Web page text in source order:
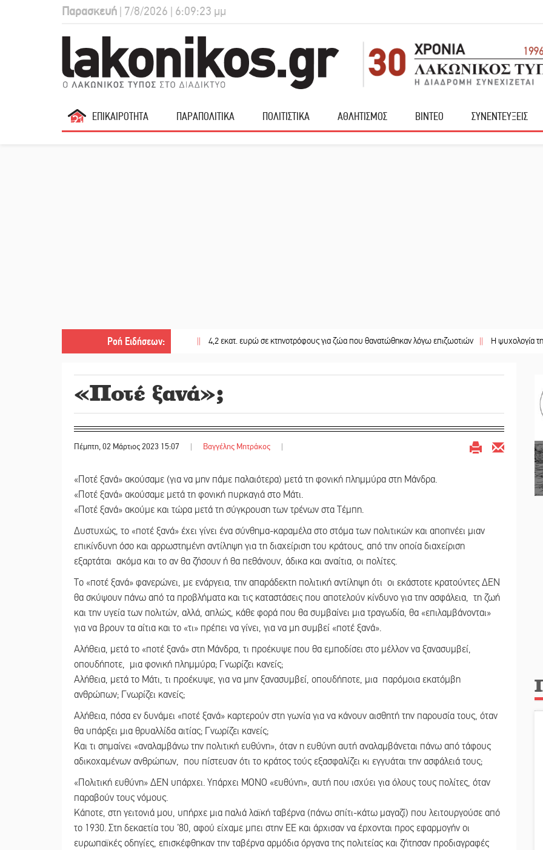
Παρασκευή | 7/8/2026 | 6:09:24 μμ
ΕΠΙΚΑΙΡΟΤΗΤΑ ΠΑΡΑΠΟΛΙΤΙΚΑ ΠΟΛΙΤΙΣΤΙΚΑ ΑΘΛΗΤΙΣΜΟΣ ΒΙΝΤΕΟ ΣΥΝΕΝΤΕΥΞΕΙΣ
Ροή Ειδήσεων:
|| 4,2 εκατ. ευρώ σε κτηνοτρόφους για ζώα που θανατώθηκαν λόγω επιζωοτιών || Η ψυχολογία της
«Ποτέ ξανά»;
Πέμπτη, 02 Μάρτιος 2023 15:07 | Βαγγέλης Μητράκος |
«Ποτέ ξανά» ακούσαμε (για να μην πάμε παλαιότερα) μετά τη φονική πλημμύρα στη Μάνδρα.
«Ποτέ ξανά» ακούσαμε μετά τη φονική πυρκαγιά στο Μάτι.
«Ποτέ ξανά» ακούμε και τώρα μετά τη σύγκρουση των τρένων στα Τέμπη.
Δυστυχώς, το «ποτέ ξανά» έχει γίνει ένα σύνθημα-καραμέλα στο στόμα των πολιτικών και αποπνέει μιαν
επικίνδυνη όσο και αρρωστημένη αντίληψη για τη διαχείριση του κράτους, από την οποία διαχείριση
εξαρτάται ακόμα και το αν θα ζήσουν ή θα πεθάνουν, άδικα και αναίτια, οι πολίτες.
Το «ποτέ ξανά» φανερώνει, με ενάργεια, την απαράδεκτη πολιτική αντίληψη ότι οι εκάστοτε κρατούντες ΔΕΝ
θα σκύψουν πάνω από τα προβλήματα και τις καταστάσεις που αποτελούν κίνδυνο για την ασφάλεια, τη ζωή
και την υγεία των πολιτών, αλλά, απλώς, κάθε φορά που θα συμβαίνει μια τραγωδία, θα «επιλαμβάνονται»
για να βρουν τα αίτια και το «τι» πρέπει να γίνει, για να μη συμβεί «ποτέ ξανά».
Αλήθεια, μετά το «ποτέ ξανά» στη Μάνδρα, τι προέκυψε που θα εμποδίσει στο μέλλον να ξανασυμβεί,
οπουδήποτε, μια φονική πλημμύρα; Γνωρίζει κανείς;
Αλήθεια, μετά το Μάτι, τι προέκυψε, για να μην ξανασυμβεί, οπουδήποτε, μια παρόμοια εκατόμβη
ανθρώπων; Γνωρίζει κανείς;
Αλήθεια, πόσα εν δυνάμει «ποτέ ξανά» καρτερούν στη γωνία για να κάνουν αισθητή την παρουσία τους, όταν
θα υπάρξει μια θρυαλλίδα αιτίας; Γνωρίζει κανείς;
Και τι σημαίνει «αναλαμβάνω την πολιτική ευθύνη», όταν η ευθύνη αυτή αναλαμβάνεται πάνω από τάφους
αδικοχαμένων ανθρώπων, που πίστευαν ότι το κράτος τούς εξασφαλίζει κι εγγυάται την ασφάλειά τους;
«Πολιτική ευθύνη» ΔΕΝ υπάρχει. Υπάρχει ΜΟΝΟ «ευθύνη», αυτή που ισχύει για όλους τους πολίτες, όταν
παραβούν τους νόμους.
Κάποτε, στη γειτονιά μου, υπήρχε μια παλιά λαϊκή ταβέρνα (πάνω σπίτι-κάτω μαγαζί) που λειτουργούσε από
το 1930. Στη δεκαετία του ’80, αφού είχαμε μπει στην ΕΕ και άρχισαν να έρχονται προς εφαρμογήν οι
ευρωπαϊκές οδηγίες, επισκέφθηκαν την ταβέρνα αρμόδια όργανα της πολιτείας και ζήτησαν προδιαγραφές